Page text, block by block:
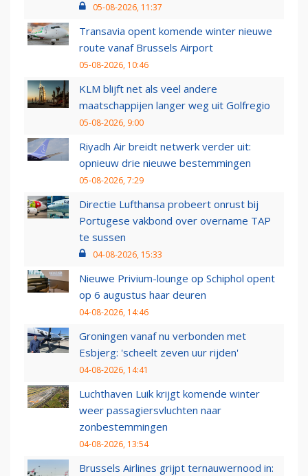
05-08-2026, 11:37
Transavia opent komende winter nieuwe
route vanaf Brussels Airport
05-08-2026, 10:46
KLM blijft net als veel andere
maatschappijen langer weg uit Golfregio
05-08-2026, 9:00
Riyadh Air breidt netwerk verder uit:
opnieuw drie nieuwe bestemmingen
05-08-2026, 7:29
Directie Lufthansa probeert onrust bij
Portugese vakbond over overname TAP
te sussen
04-08-2026, 15:33
Nieuwe Privium-lounge op Schiphol opent
op 6 augustus haar deuren
04-08-2026, 14:46
Groningen vanaf nu verbonden met
Esbjerg: 'scheelt zeven uur rijden'
04-08-2026, 14:41
Luchthaven Luik krijgt komende winter
weer passagiersvluchten naar
zonbestemmingen
04-08-2026, 13:54
Brussels Airlines grijpt ternauwernood in: